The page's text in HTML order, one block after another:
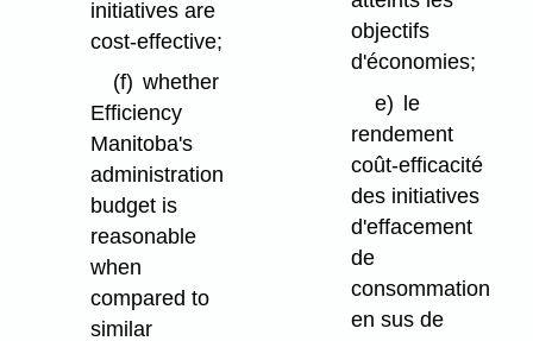
initiatives are
cost-effective;
(f) whether
Efficiency
Manitoba's
administration
budget is
reasonable
when
compared to
similar
objectifs
d'économies;
e) le
rendement
coût-efficacité
des initiatives
d'effacement
de
consommation
en sus de